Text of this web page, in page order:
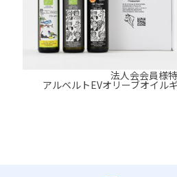
法人会会員様
アルベルトEVオリーブオイル